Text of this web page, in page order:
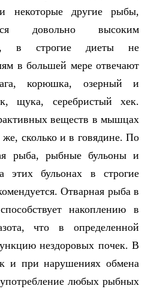
некоторые другие рыбы,
довольно высоким
в строгие диеты не
в большей мере отвечают
корюшка, озерный и
щука, серебристый хек.
веществ в мышцах
сколько и в говядине. По
рыба, рыбные бульоны и
этих бульонах в строгие
Отварная рыба в
накоплению в
что в определенной
нездоровых почек. В
и при нарушениях обмена
любых рыбных